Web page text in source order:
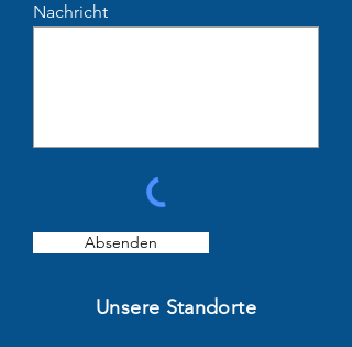
Nachricht
Absenden
Unsere Standorte